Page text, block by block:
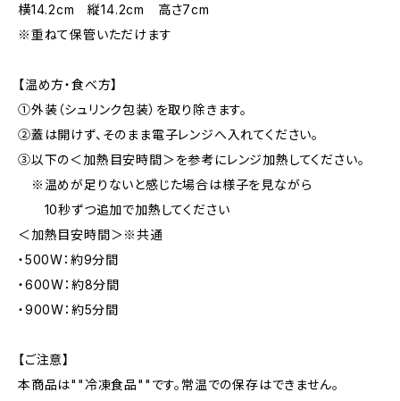
横14.2cm 縦14.2cm 高さ7cm
※重ねて保管いただけます
【温め方・食べ方】
①外装（シュリンク包装）を取り除きます。
②蓋は開けず、そのまま電子レンジへ入れてください。
③以下の＜加熱目安時間＞を参考にレンジ加熱してください。
※温めが足りないと感じた場合は様子を見ながら
10秒ずつ追加で加熱してください
＜加熱目安時間＞※共通
・500W：約9分間
・600W：約8分間
・900W：約5分間
【ご注意】
本商品は""冷凍食品""です。常温での保存はできません。